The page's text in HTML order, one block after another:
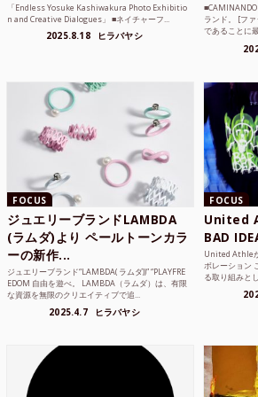
「Endless Yosuke Kashiwakura Photo Exhibitio
n and Creative Dialogues」 ■ネイチャーフ...
2025.8.18 ヒラバヤシ
ランド。 [フ
であることに
FOCUS
ジュエリーブランドLAMBDA
(ラムダ)より ペールトーンカラ
ーの新作...
ジュエリーブランド“LAMBDA( ラムダ))” “PLAYFRE
EDOM 自由を遊べ。 LAMBDA（ラムダ）は、有限
な資源を無限のクリエイティブで追...
2025.4.7 ヒラバヤシ
FOCUS
United
BAD
United Athle
ボレーション
る取り組みと